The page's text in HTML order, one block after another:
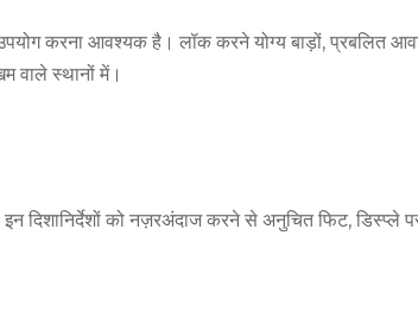
करना आवश्यक है। लॉक करने योग्य बाड़ों, प्रबलित
वाले स्थानों में।
को नज़रअंदाज करने से अनुचित फिट, डिस्प्ले पर